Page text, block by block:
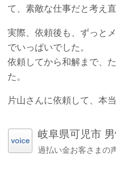
て、素敵な仕事だと考え直
実際、依頼後も、ずっと
でいっぱいでした。
依頼してから和解まで、
た。
片山さんに依頼して、本
岐阜県可児市
過払い金お客さまの